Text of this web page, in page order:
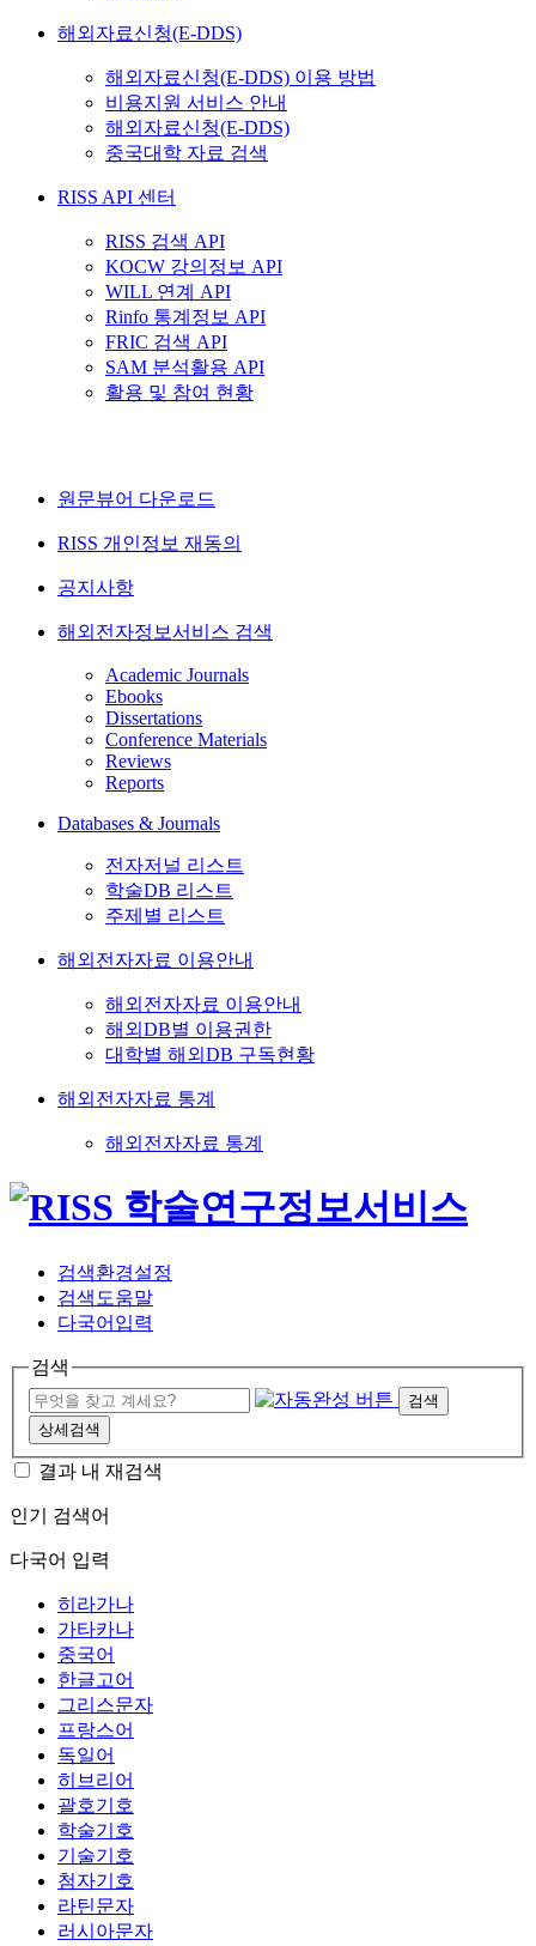
해외자료신청(E-DDS)
해외자료신청(E-DDS) 이용 방법
비용지원 서비스 안내
해외자료신청(E-DDS)
중국대학 자료 검색
RISS API 센터
RISS 검색 API
KOCW 강의정보 API
WILL 연계 API
Rinfo 통계정보 API
FRIC 검색 API
SAM 분석활용 API
활용 및 참여 현황
원문뷰어 다운로드
RISS 개인정보 재동의
공지사항
해외전자정보서비스 검색
Academic Journals
Ebooks
Dissertations
Conference Materials
Reviews
Reports
Databases & Journals
전자저널 리스트
학술DB 리스트
주제별 리스트
해외전자자료 이용안내
해외전자자료 이용안내
해외DB별 이용권한
대학별 해외DB 구독현황
해외전자자료 통계
해외전자자료 통계
검색환경설정
검색도움말
다국어입력
검색
검색
상세검색
결과 내 재검색
인기 검색어
다국어 입력
히라가나
가타카나
중국어
한글고어
그리스문자
프랑스어
독일어
히브리어
괄호기호
학술기호
기술기호
첨자기호
라틴문자
러시아문자